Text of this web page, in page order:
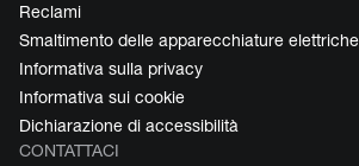
Reclami
Smaltimento delle apparecchiature
Informativa sulla privacy
Informativa sui cookie
Dichiarazione di accessibilità
CONTATTACI